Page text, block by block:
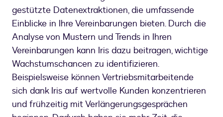
gestützte Datenextraktionen, die umfassende
Einblicke in Ihre Vereinbarungen bieten. Durch die
Analyse von Mustern und Trends in Ihren
Vereinbarungen kann Iris dazu beitragen, wichtige
Wachstumschancen zu identifizieren.
Beispielsweise können Vertriebsmitarbeitende
sich dank Iris auf wertvolle Kunden konzentrieren
und frühzeitig mit Verlängerungsgesprächen